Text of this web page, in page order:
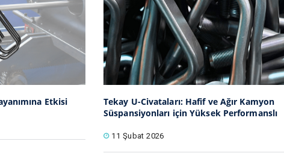
Etkisi
Tekay U-Civataları: Hafif ve Ağır Kamyon
Süspansiyonları için Yüksek Performanslı
11 Şubat 2026